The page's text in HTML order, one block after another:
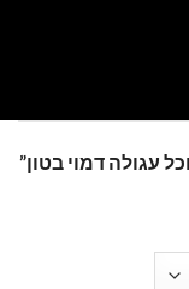
עגולה דמוי בטון”